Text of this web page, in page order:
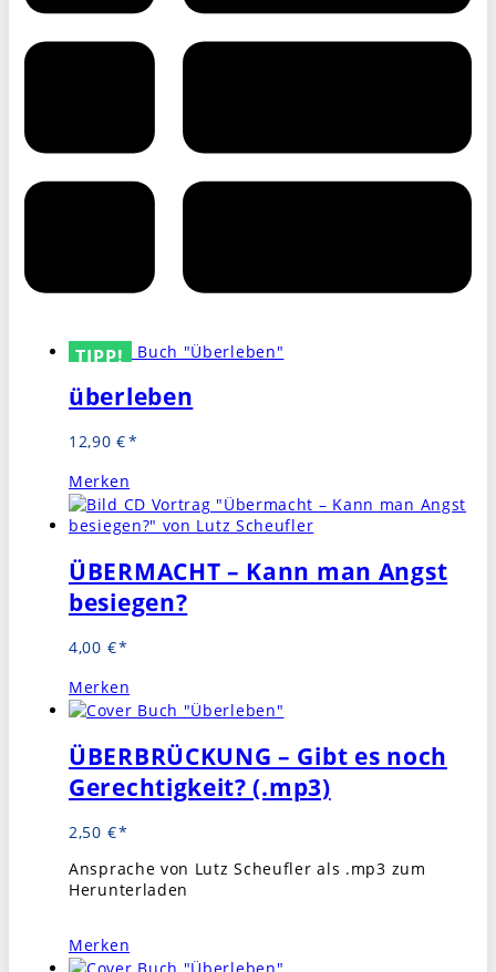
TIPP!
überleben
12,90€
Merken
ÜBERMACHT – Kann man Angst
besiegen?
4,00 €
Merken
ÜBERBRÜCKUNG – Gibt es noch
Gerechtigkeit? (.mp3)
2,50 €
Ansprache von Lutz Scheufler als .mp3 zum
Herunterladen
Merken